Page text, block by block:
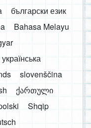
български език
Bahasa Melayu
українська
slovenščina
ქართული
Shqip